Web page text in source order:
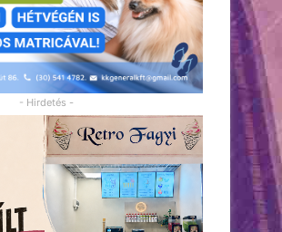
- Hirdetés -